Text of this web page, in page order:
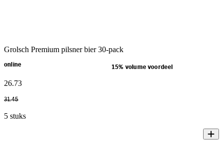
Grolsch Premium pilsner bier 30-pack
online 15% volume voordeel
26.73
31.45
5 stuks